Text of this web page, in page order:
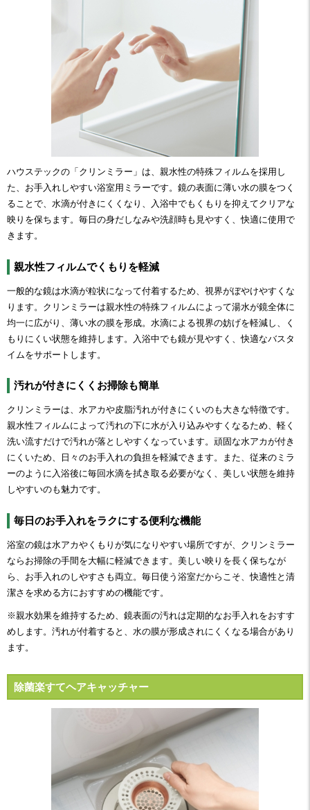
ハウステックの「クリンミラー」は、親水性の特殊フィルムを採用し
た、お手入れしやすい浴室用ミラーです。鏡の表面に薄い水の膜をつく
ることで、水滴が付きにくくなり、入浴中でもくもりを抑えてクリアな
映りを保ちます。毎日の身だしなみや洗顔時も見やすく、快適に使用で
きます。
親水性フィルムでくもりを軽減
一般的な鏡は水滴が粒状になって付着するため、視界がぼやけやすくな
ります。クリンミラーは親水性の特殊フィルムによって湯水が鏡全体に
均一に広がり、薄い水の膜を形成。水滴による視界の妨げを軽減し、く
もりにくい状態を維持します。入浴中でも鏡が見やすく、快適なバスタ
イムをサポートします。
汚れが付きにくくお掃除も簡単
クリンミラーは、水アカや皮脂汚れが付きにくいのも大きな特徴です。
親水性フィルムによって汚れの下に水が入り込みやすくなるため、軽く
洗い流すだけで汚れが落としやすくなっています。頑固な水アカが付き
にくいため、日々のお手入れの負担を軽減できます。また、従来のミラ
ーのように入浴後に毎回水滴を拭き取る必要がなく、美しい状態を維持
しやすいのも魅力です。
毎日のお手入れをラクにする便利な機能
浴室の鏡は水アカやくもりが気になりやすい場所ですが、クリンミラー
ならお掃除の手間を大幅に軽減できます。美しい映りを長く保ちなが
ら、お手入れのしやすさも両立。毎日使う浴室だからこそ、快適性と清
潔さを求める方におすすめの機能です。
※親水効果を維持するため、鏡表面の汚れは定期的なお手入れをおすす
めします。汚れが付着すると、水の膜が形成されにくくなる場合があり
ます。
除菌楽すてヘアキャッチャー